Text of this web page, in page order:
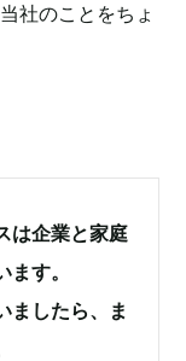
社のことをちょ
は企業と家庭
す。
ましたら、ま